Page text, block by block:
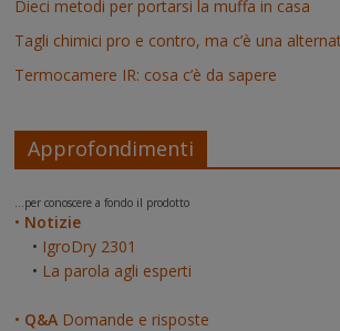
Dieci metodi per portarsi la muffa in casa
Tagli chimici pro e contro, ma c’è una
Termocamere IR: cosa c’è da sapere
Approfondimenti
...per conoscere a fondo il prodotto
• Notizie
• IgroDry 2301
• La parola agli esperti
• Q&A Domande e risposte